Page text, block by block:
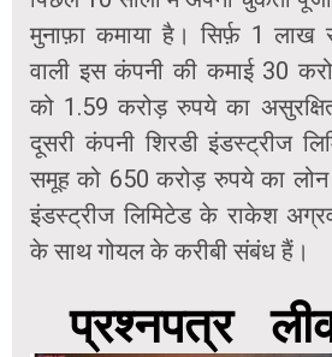
मुनाफ़ा कमाया है। सिर्फ़ 1
वाली इस कंपनी की कमाई 30
को 1.59 करोड़ रुपये का
दूसरी कंपनी शिरडी इंडस्ट्रीज
समूह को 650 करोड़ रुपये का लोन
इंडस्ट्रीज लिमिटेड के राकेश
के साथ गोयल के करीबी संबंध हैं।
प्रश्नपत्र